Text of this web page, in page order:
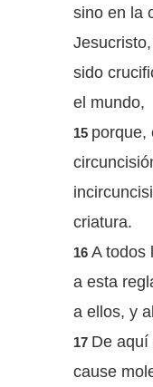
sino en la
sido
el mundo,
15 porque,
criatura.
16 A todos
a esta
a ellos, y
17 De aquí
cause